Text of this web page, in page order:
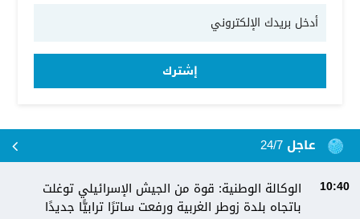
إشترك
عاجل 24/7
10:40
الوكالة الوطنية: قوة من الجيش الإسرائيلي توغلت
باتجاه بلدة زوطر الغربية ورفعت ساترًا ترابيًّا جديدًا